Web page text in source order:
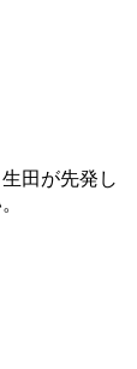
田が先発し